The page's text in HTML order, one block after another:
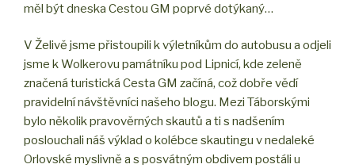
měl být dneska Cestou GM poprvé dotýkaný…
V Želivě jsme přistoupili k výletníkům do autobusu a odjeli
jsme k Wolkerovu památníku pod Lipnicí, kde zeleně
značená turistická Cesta GM začíná, což dobře vědí
pravidelní návštěvníci našeho blogu. Mezi Táborskými
bylo několik pravověrných skautů a ti s nadšením
poslouchali náš výklad o kolébce skautingu v nedaleké
Orlovské myslivně a s posvátným obdivem postáli u